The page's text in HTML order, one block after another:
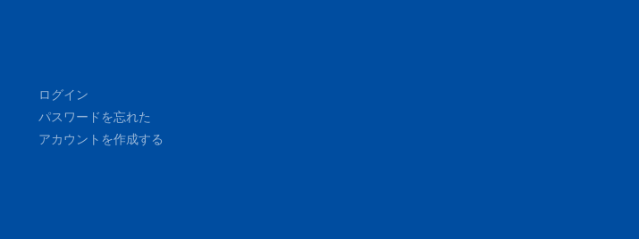
ログイン
パスワードを忘れた
アカウントを作成する